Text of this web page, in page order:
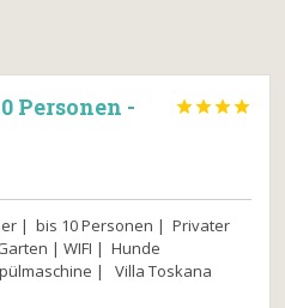
Personen -

| bis 10 Personen | Privater
| WIFI | Hunde
| Villa Toskana